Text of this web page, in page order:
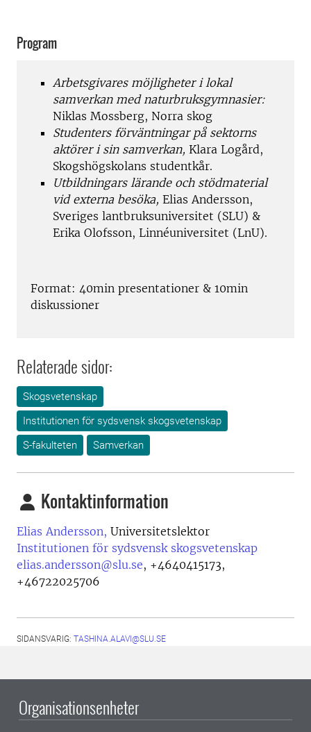
Program
Arbetsgivares möjligheter i lokal
samverkan med naturbruksgymnasier:
Niklas Mossberg, Norra skog
Studenters förväntningar på sektorns
aktörer i sin samverkan, Klara Logård,
Skogshögskolans studentkår.
Utbildningars lärande och stödmaterial
vid externa besöka, Elias Andersson,
Sveriges lantbruksuniversitet (SLU) &
Erika Olofsson, Linnéuniversitet (LnU).
Format: 40min presentationer & 10min
diskussioner
Relaterade sidor:
Skogsvetenskap
Institutionen för sydsvensk skogsvetenskap
S-fakulteten
Samverkan
Kontaktinformation
Elias Andersson, Universitetslektor
Institutionen för sydsvensk skogsvetenskap
elias.andersson@slu.se, +4640415173,
+46722025706
SIDANSVARIG: TASHINA.ALAVI@SLU.SE
Organisationsenheter